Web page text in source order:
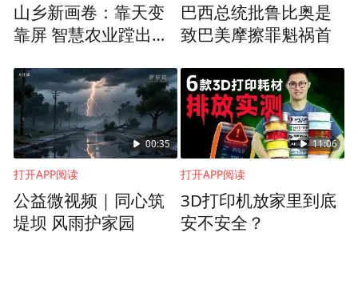
山乡新画卷：靠天变
靠屏 智慧农业蹚出新
巴西总统批鲁比奥是
致巴美摩擦罪魁祸首
00:35
打开APP阅读
公益微视频｜同心筑
堤坝 风雨护家园
11:06
打开APP阅读
3D打印机放家里到底
安不安全？